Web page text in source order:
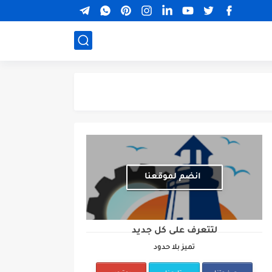
انضم لموقعنا
لتتعرف على كل جديد
تميز بلا حدود